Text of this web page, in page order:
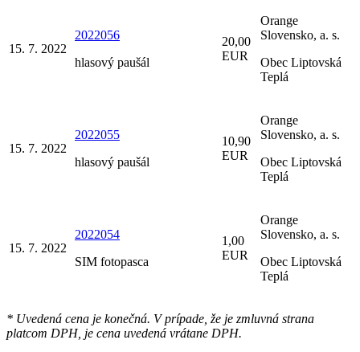
15. 7. 2022
2022056
hlasový paušál
20,00
EUR
Orange
Slovensko, a. s.
Obec Liptovská
Teplá
15. 7. 2022
2022055
hlasový paušál
10,90
EUR
Orange
Slovensko, a. s.
Obec Liptovská
Teplá
15. 7. 2022
2022054
SIM fotopasca
1,00
EUR
Orange
Slovensko, a. s.
Obec Liptovská
Teplá
* Uvedená cena je konečná. V prípade, že je zmluvná strana
platcom DPH, je cena uvedená vrátane DPH.